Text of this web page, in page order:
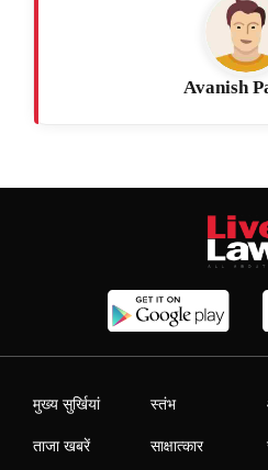
Avanish
मुख्य सुर्खियां
ताजा खबरें
स्तंभ
साक्षात्कार